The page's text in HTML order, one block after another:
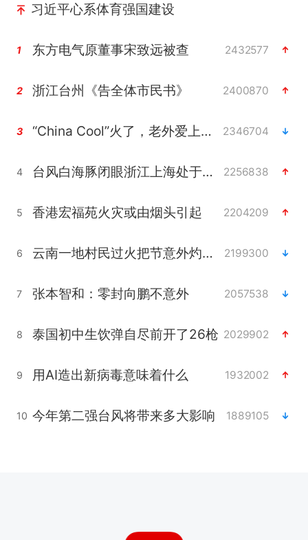
习近平心系体育强国建设
1 东方电气原董事宋致远被查 2432577
2 浙江台州《告全体市民书》 2400870
3 “China Cool”火了，老外爱上中国避暑游 2346704
4 台风白海豚闭眼浙江上海处于危险半圆 2256838
5 香港宏福苑火灾或由烟头引起 2204209
6 云南一地村民过火把节意外灼伤16人 2199300
7 张本智和：零封向鹏不意外 2057538
8 泰国初中生饮弹自尽前开了26枪 2029902
9 用AI造出新病毒意味着什么 1932002
10 今年第二强台风将带来多大影响 1889105